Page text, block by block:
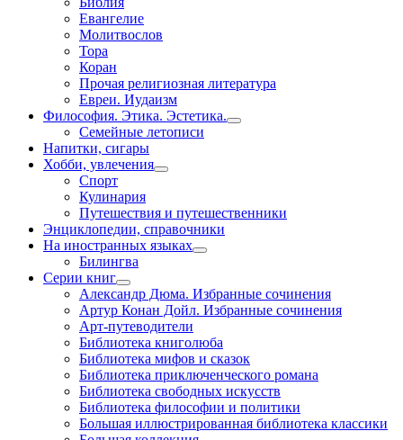
Евангелие
Молитвослов
Тора
Коран
Прочая религиозная литература
Евреи. Иудаизм
Философия. Этика. Эстетика.
Семейные летописи
Напитки, сигары
Хобби, увлечения
Спорт
Кулинария
Путешествия и путешественники
Энциклопедии, справочники
На иностранных языках
Билингва
Серии книг
Александр Дюма. Избранные сочинения
Артур Конан Дойл. Избранные сочинения
Арт-путеводители
Библиотека книголюба
Библиотека мифов и сказок
Библиотека приключенческого романа
Библиотека свободных искусств
Библиотека философии и политики
Большая иллюстрированная библиотека классики